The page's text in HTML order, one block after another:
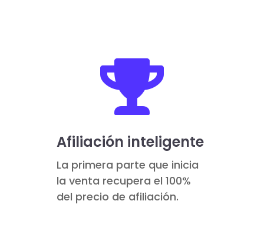

Afiliación inteligente
La primera parte que inicia
la venta recupera el 100%
del precio de afiliación.